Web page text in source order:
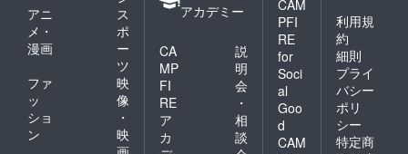
アニ
メ・
漫画
ス
ポ
ー
ツ
ファ
ッ
ショ
ン
映
像
・
映
アカデミー
CA
MP
FI
RE
ア
カ
説
明
会
・
相
談
CAM
PFI
RE
for
Soci
al
Goo
d
CAM
利用規
約
細則
プライ
バシー
ポリ
シー
特定商